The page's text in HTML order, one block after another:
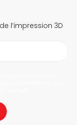
l’impression 3D